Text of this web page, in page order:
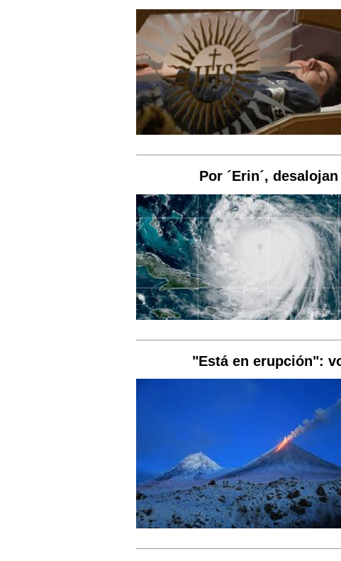
Por ´Erin´,
"Está en erupción":